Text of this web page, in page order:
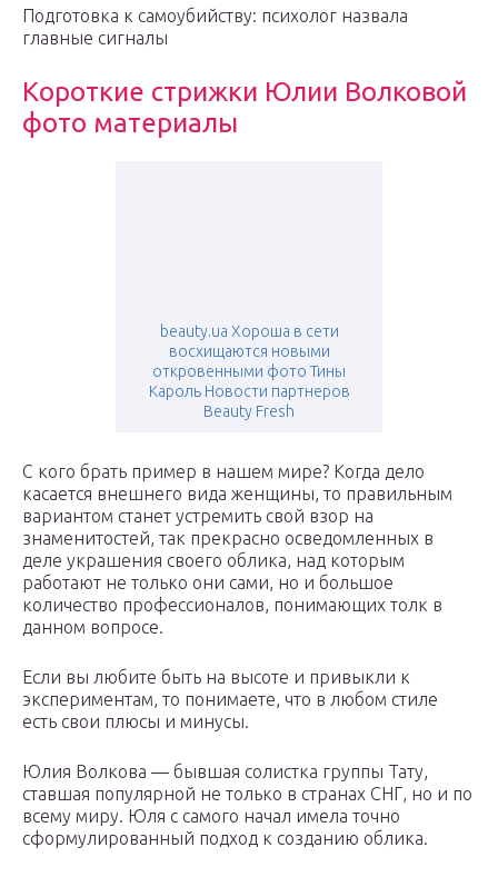
Подготовка к самоубийству: психолог назвала
главные сигналы
Короткие стрижки Юлии Волковой
фото материалы
beauty.ua Хороша в сети
восхищаются новыми
откровенными фото Тины
Кароль Новости партнеров
Beauty Fresh
С кого брать пример в нашем мире? Когда дело
касается внешнего вида женщины, то правильным
вариантом станет устремить свой взор на
знаменитостей, так прекрасно осведомленных в
деле украшения своего облика, над которым
работают не только они сами, но и большое
количество профессионалов, понимающих толк в
данном вопросе.
Если вы любите быть на высоте и привыкли к
экспериментам, то понимаете, что в любом стиле
есть свои плюсы и минусы.
Юлия Волкова — бывшая солистка группы Тату,
ставшая популярной не только в странах СНГ, но и по
всему миру. Юля с самого начал имела точно
сформулированный подход к созданию облика.